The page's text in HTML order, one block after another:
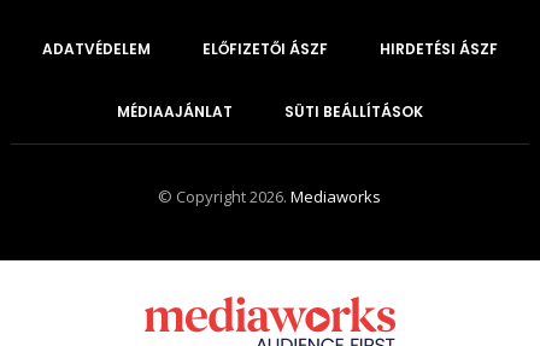
ADATVÉDELEM ELŐFIZETŐI ÁSZF HIRDETÉSI ÁSZF
MÉDIAAJÁNLAT SÜTI BEÁLLÍTÁSOK
© Copyright 2026.Mediaworks